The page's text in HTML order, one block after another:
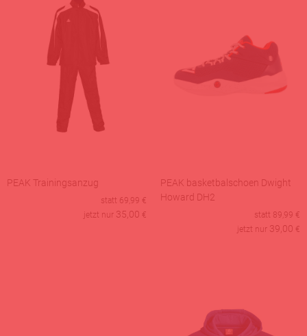
PEAK Trainingsanzug
statt 69,99 €
jetzt nur 35,00 €
PEAK basketbalschoen Dwight
Howard DH2
statt 89,99 €
jetzt nur 39,00 €